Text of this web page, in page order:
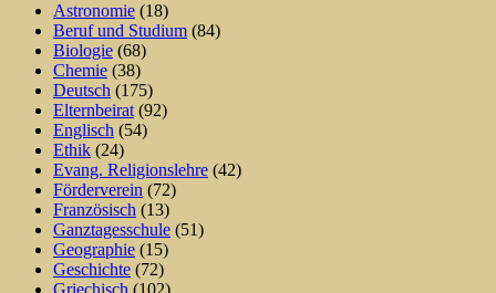
Astronomie (18)
Beruf und Studium (84)
Biologie (68)
Chemie (38)
Deutsch (175)
Elternbeirat (92)
Englisch (54)
Ethik (24)
Evang. Religionslehre (42)
Förderverein (72)
Französisch (13)
Ganztagesschule (51)
Geographie (15)
Geschichte (72)